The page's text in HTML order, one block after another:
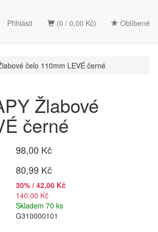
(0 / 0,00 Kč) Oblíbené
Přihlásit
čelo 110mm LEVÉ černé
Žlabové
černé
98,00 Kč
80,99 Kč
30% / 42,00 Kč
140,00 Kč
Skladem 70 ks
G310000101